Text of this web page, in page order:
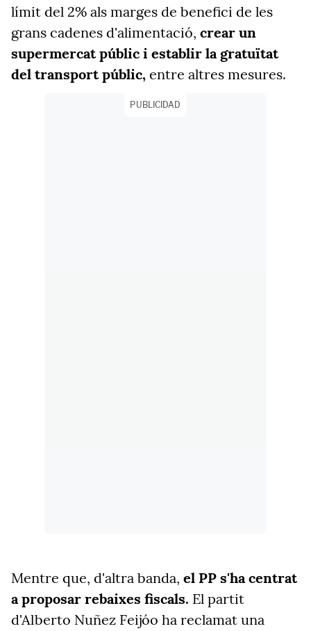
límit del 2% als marges de benefici de les
grans cadenes d'alimentació, crear un
supermercat públic i establir la gratuïtat
del transport públic, entre altres mesures.
PUBLICIDAD
Mentre que, d'altra banda, el PP s'ha centrat
a proposar rebaixes fiscals. El partit
d'Alberto Nuñez Feijóo ha reclamat una